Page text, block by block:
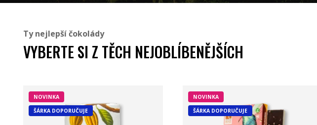
Ty nejlepší čokolády
VYBERTE SI Z TĚCH NEJOBLÍBENĚJŠÍCH
NOVINKA
ŠÁRKA DOPORUČUJE
NOVINKA
ŠÁRKA DOPORUČUJE